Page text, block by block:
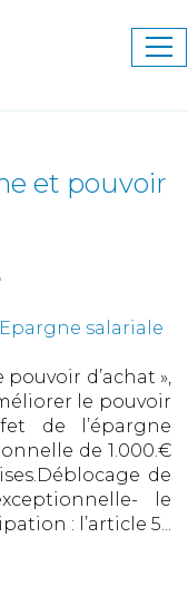
et pouvoir
salariale
d’achat »,
le pouvoir
de l’épargne
de 1.000.€
de
le
: l’article 5...